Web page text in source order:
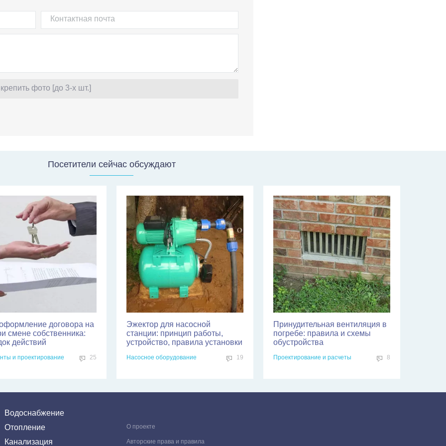
фото [до 3-х шт.]
Посетители сейчас обсуждают
договора на
смене собственника:
действий
и проектирование 25
Эжектор для насосной
станции: принцип работы,
устройство, правила установки
Насосное оборудование 19
Принудительная вентиляция в
погребе: правила и схемы
обустройства
Проектирование и расчеты 8
Водоснабжение
Отопление
Канализация
О проекте
Авторские права и правила